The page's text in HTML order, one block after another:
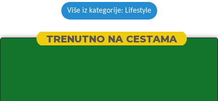
Više iz kategorije: Lifestyle
TRENUTNO NA CESTAMA